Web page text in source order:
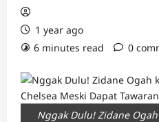
1 year ago
6 minutes read
0
Nggak Dulu! Zidane